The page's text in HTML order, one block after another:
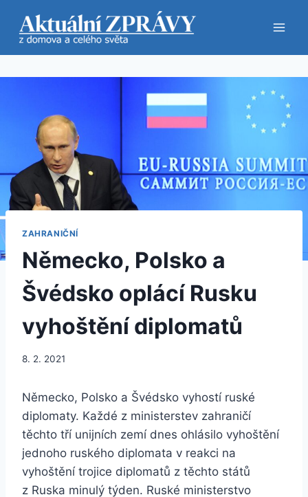
obsah
ZAHRANIČNÍ
Německo, Polsko a
Švédsko oplácí Rusku
vyhoštění diplomatů
8. 2. 2021
Německo, Polsko a Švédsko vyhostí ruské
diplomaty. Každé z ministerstev zahraničí
těchto tří unijních zemí dnes ohlásilo vyhoštění
jednoho ruského diplomata v reakci na
vyhoštění trojice diplomatů z těchto států
z Ruska minulý týden. Ruské ministerstvo